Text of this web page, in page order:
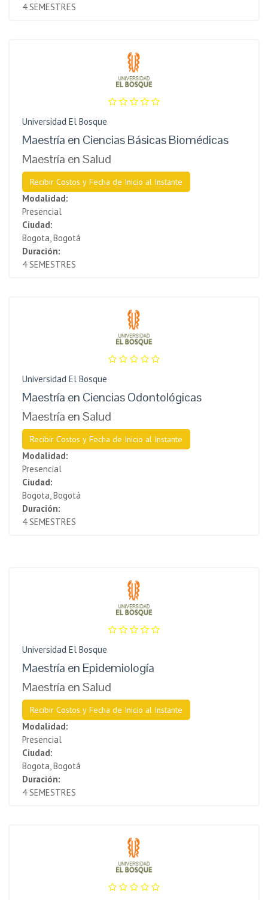
4 SEMESTRES
Universidad El Bosque
Maestría en Ciencias Básicas Biomédicas
Maestría en Salud
Recibir Costos y Fecha de Inicio al Instante
Modalidad:
Presencial
Ciudad:
Bogota, Bogotá
Duración:
4 SEMESTRES
Universidad El Bosque
Maestría en Ciencias Odontológicas
Maestría en Salud
Recibir Costos y Fecha de Inicio al Instante
Modalidad:
Presencial
Ciudad:
Bogota, Bogotá
Duración:
4 SEMESTRES
Universidad El Bosque
Maestría en Epidemiología
Maestría en Salud
Recibir Costos y Fecha de Inicio al Instante
Modalidad:
Presencial
Ciudad:
Bogota, Bogotá
Duración:
4 SEMESTRES